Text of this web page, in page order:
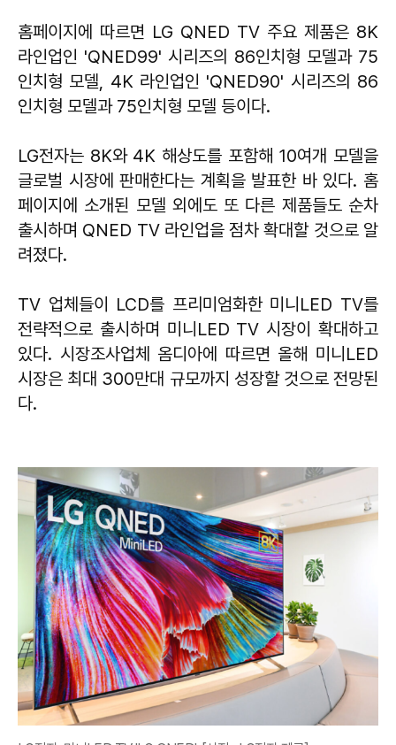
홈페이지에 따르면 LG QNED TV 주요 제품은 8K
라인업인 'QNED99' 시리즈의 86인치형 모델과 75
인치형 모델, 4K 라인업인 'QNED90' 시리즈의 86
인치형 모델과 75인치형 모델 등이다.
LG전자는 8K와 4K 해상도를 포함해 10여개 모델을
글로벌 시장에 판매한다는 계획을 발표한 바 있다. 홈
페이지에 소개된 모델 외에도 또 다른 제품들도 순차
출시하며 QNED TV 라인업을 점차 확대할 것으로 알
려졌다.
TV 업체들이 LCD를 프리미엄화한 미니LED TV를
전략적으로 출시하며 미니LED TV 시장이 확대하고
있다. 시장조사업체 옴디아에 따르면 올해 미니LED
시장은 최대 300만대 규모까지 성장할 것으로 전망된
다.